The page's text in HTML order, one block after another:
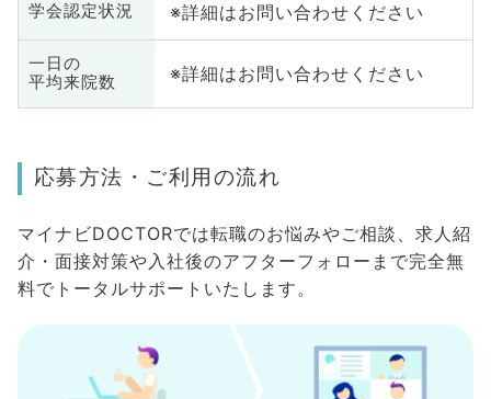
学会認定状況 ※詳細はお問い合わせください
一日の
平均来院数
※詳細はお問い合わせください
応募方法・ご利用の流れ
マイナビDOCTORでは転職のお悩みやご相談、求人紹
介・面接対策や入社後のアフターフォローまで完全無
料でトータルサポートいたします。